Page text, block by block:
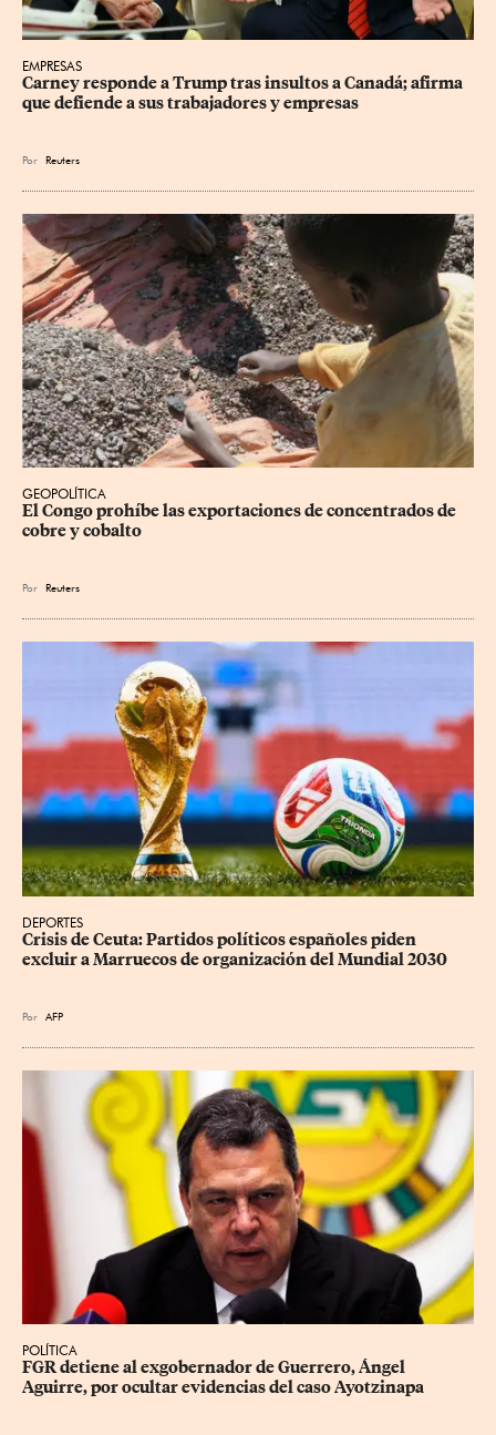
EMPRESAS
Carney responde a Trump tras insultos a Canadá; afirma
que defiende a sus trabajadores y empresas
Por Reuters
GEOPOLÍTICA
El Congo prohíbe las exportaciones de concentrados de
cobre y cobalto
Por Reuters
DEPORTES
Crisis de Ceuta: Partidos políticos españoles piden
excluir a Marruecos de organización del Mundial 2030
Por AFP
POLÍTICA
FGR detiene al exgobernador de Guerrero, Ángel
Aguirre, por ocultar evidencias del caso Ayotzinapa